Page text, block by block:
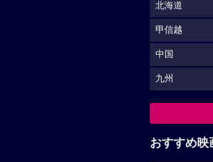
北海道
甲信越
中国
九州
おすすめ映